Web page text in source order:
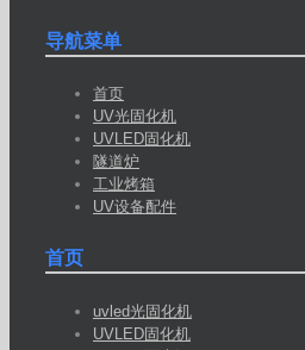
导航菜单
首页
UV光固化机
UVLED固化机
隧道炉
工业烤箱
UV设备配件
首页
uvled光固化机
UVLED固化机